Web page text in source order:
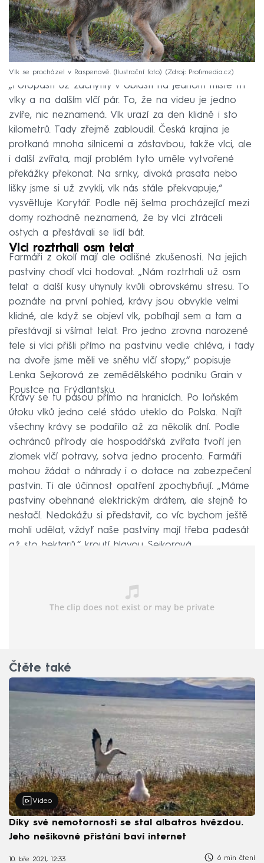
Vlk se procházel v Raspenavě. (Ilustrační foto) Zdroj: Profimedia.cz
„Fotopasti už zachytily v oblasti na jednom místě tři
vlky a na dalším vlčí pár. To, že na videu je jedno
zvíře, nic neznamená. Vlk urazí za den klidně i sto
kilometrů. Tady zřejmě zabloudil. Česká krajina je
protkaná mnoha silnicemi a zástavbou, takže vlci, ale
i další zvířata, mají problém tyto uměle vytvořené
překážky překonat. Na srnky, divoká prasata nebo
lišky jsme si už zvykli, vlk nás stále překvapuje,“
vysvětluje Korytář. Podle něj šelma procházející mezi
domy rozhodně neznamená, že by vlci ztráceli
ostych a přestávali se lidí bát.
Vlci roztrhali osm telat
Farmáři z okolí mají ale odlišné zkušenosti. Na jejich
pastviny chodí vlci hodovat. „Nám roztrhali už osm
telat a další kusy uhynuly kvůli obrovskému stresu. To
poznáte na první pohled, krávy jsou obvykle velmi
klidné, ale když se objeví vlk, pobíhají sem a tam a
přestávají si všímat telat. Pro jedno zrovna narozené
tele si vlci přišli přímo na pastvinu vedle chléva, i tady
na dvoře jsme měli ve sněhu vlčí stopy,“ popisuje
Lenka Sejkorová ze zemědělského podniku Grain v
Poustce na Frýdlantsku.
Krávy se tu pasou přímo na hranicích. Po loňském
útoku vlků jedno celé stádo uteklo do Polska. Najít
všechny krávy se podařilo až za několik dní. Podle
ochránců přírody ale hospodářská zvířata tvoří jen
zlomek vlčí potravy, sotva jedno procento. Farmáři
mohou žádat o náhrady i o dotace na zabezpečení
pastvin. Ti ale účinnost opatření zpochybňují. „Máme
pastviny obehnané elektrickým drátem, ale stejně to
nestačí. Nedokážu si představit, co víc bychom ještě
mohli udělat, vždyť naše pastviny mají třeba padesát
až sto hektarů,“ kroutí hlavou Sejkorová.
Čtěte také
Video
Díky své nemotornosti se stal albatros hvězdou.
Jeho nešikovné přistání baví internet
10. bře 2021, 12:33 6 min čtení